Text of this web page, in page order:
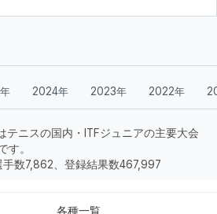
2024年 2023年 2022年
ニスの国内・ITFジュニアの主要大会
す。
手数7,862、登録結果数467,997
各種一覧